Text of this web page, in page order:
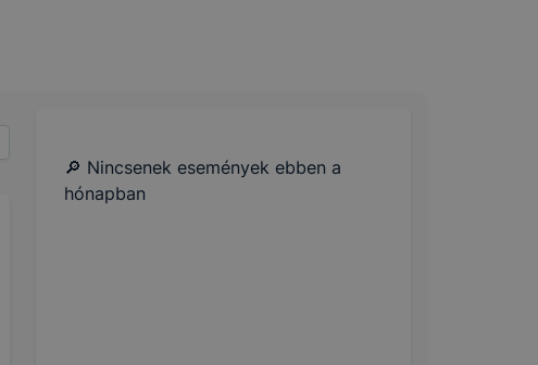
🔎 Nincsenek események ebben a
hónapban